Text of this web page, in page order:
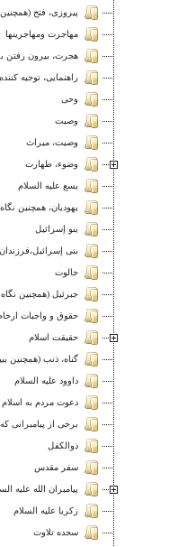
پیروزی، فتح (همچنین رجوع کنید
مهاجرت ومهاجرينها
هجرت، بیرون رفتن برای رضای
راهنمایی، توجيه كننده
وحى
وصيت
وصيت، ميراث
وضوء، طهارت
يسع عليه السلام
یهودیان، همچنین نگاه کنید
بنو إسرائيل
بنى إسرائيل،فرزندان إسرائيل
جالوت
جبرئیل (همچنین نگاه کنید به:
حقوق و واجبات ارحام، خانواده
حقيقت اسلام
گناه، ذنب (همچنین ببينيد:
داوود عليه السلام
دعوت مردم به اسلام
برخی از پیامبرانی که
ذوالكفل
سفر مقدس
پيامبران الله عليه السلام
زكريا عليه السلام
سجده تلاوت